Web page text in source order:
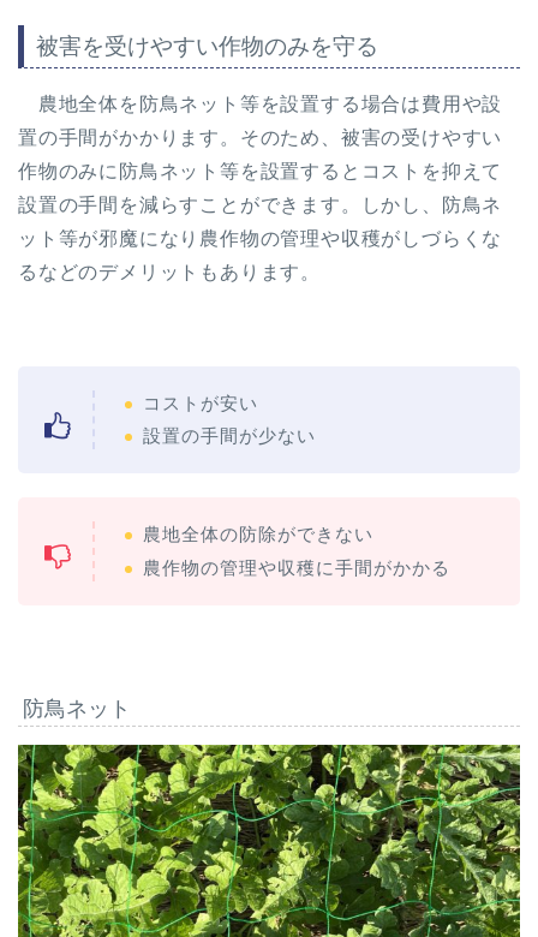
被害を受けやすい作物のみを守る
農地全体を防鳥ネット等を設置する場合は費用や設
置の手間がかかります。そのため、被害の受けやすい
作物のみに防鳥ネット等を設置するとコストを抑えて
設置の手間を減らすことができます。しかし、防鳥ネ
ット等が邪魔になり農作物の管理や収穫がしづらくな
るなどのデメリットもあります。
コストが安い
設置の手間が少ない
農地全体の防除ができない
農作物の管理や収穫に手間がかかる
防鳥ネット